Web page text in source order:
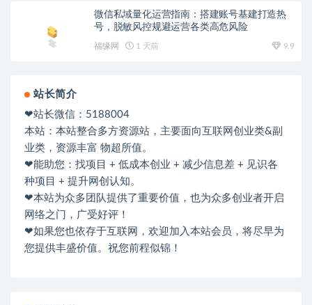
微信私域量化运营指南：搭建账号基建打造热
号，脱敏风控规避运营各类高危风险
福缘网 1 天前 9.9
站长简介
❤站长微信：5188004
本站：本站整合多方资源站，主要面向互联网创业类&副
业类，资源丰富 物超所值。
❤能助您：找项目 + 低成本创业 + 减少信息差 + 见识各
种项目 + 提升网创认知。
❤本站为众多团队提供了重要价值，也为众多创业者开启
网络之门，广受好评！
❤如果您也依存于互联网，欢迎加入本站会员，将尽早为
您提供丰盛价值。祝您前程似锦！